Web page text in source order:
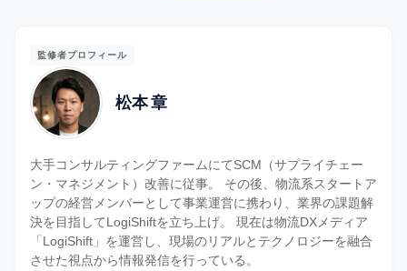
監修者プロフィール
松本 章
大手コンサルティングファームにてSCM（サプライチェー
ン・マネジメント）改善に従事。 その後、物流系スタートア
ップの経営メンバーとして事業運営に携わり、業界の課題解
決を目指してLogiShiftを立ち上げ。 現在は物流DXメディア
「LogiShift」を運営し、現場のリアルとテクノロジーを融合
させた視点から情報発信を行っている。